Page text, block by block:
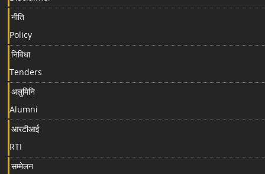
नीति
Policy
निविधा
Tenders
अलुमिनि
Alumni
आरटीआई
RTI
सम्मेलन